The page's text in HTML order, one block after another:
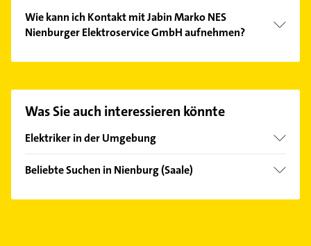
Wie kann ich Kontakt mit Jabin Marko NES
Nienburger Elektroservice GmbH aufnehmen?
auswählen. Hier finden Sie alleKontaktdaten
Was Sie auch interessieren könnte
Elektriker in der Umgebung
Bernburg (Saale)
Hecklingen
Beliebte Suchen in Nienburg (Saale)